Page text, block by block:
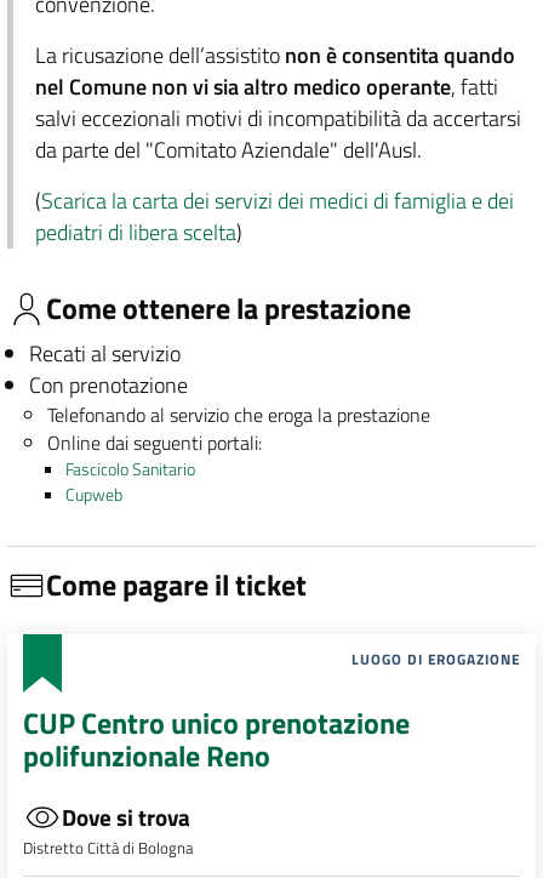
La ricusazione dell’assistitonon è consentita quando
nel Comune non vi sia altro medico operante, fatti
salvi eccezionali motivi di incompatibilità da accertarsi
da parte del "Comitato Aziendale" dell'Ausl.
(Scarica la carta dei servizi dei medici di famiglia e dei
pediatri di libera scelta)
Come ottenere la prestazione
Recati al servizio
Con prenotazione
Telefonando al servizio che eroga la prestazione
Online dai seguenti portali:
Fascicolo Sanitario
Cupweb
Come pagare il ticket
LUOGO DI EROGAZIONE
CUP Centro unico prenotazione
polifunzionale Reno
Dove si trova
Distretto Città di Bologna